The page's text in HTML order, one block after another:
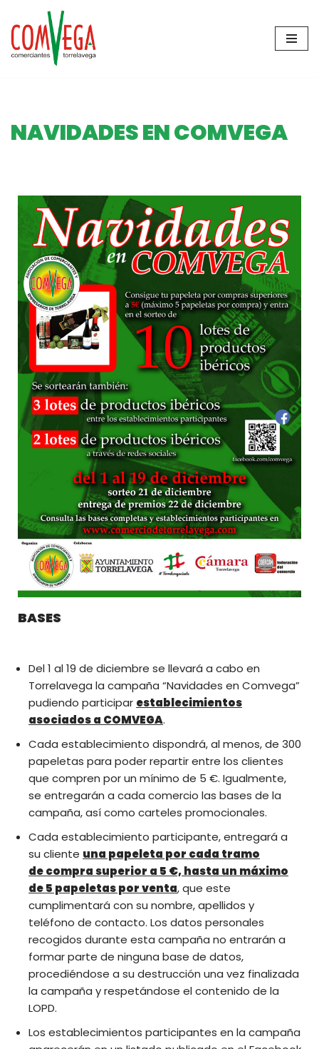
Saltar
al
NAVIDADES EN COMVEGA
BASES
Del 1 al 19 de diciembre se llevará a cabo en
Torrelavega la campaña “Navidades en Comvega”
pudiendo participar establecimientos
asociados a COMVEGA.
Cada establecimiento dispondrá, al menos, de 300
papeletas para poder repartir entre los clientes
que compren por un mínimo de 5 €. Igualmente,
se entregarán a cada comercio las bases de la
campaña, así como carteles promocionales.
Cada establecimiento participante, entregará a
su cliente una papeleta por cada tramo
de compra superior a 5 €, hasta un máximo
de 5 papeletas por venta, que este
cumplimentará con su nombre, apellidos y
teléfono de contacto. Los datos personales
recogidos durante esta campaña no entrarán a
formar parte de ninguna base de datos,
procediéndose a su destrucción una vez finalizada
la campaña y respetándose el contenido de la
LOPD.
Los establecimientos participantes en la campaña